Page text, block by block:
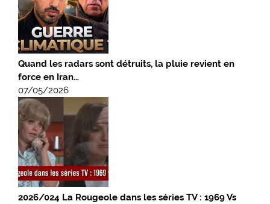
Quand les radars sont détruits, la pluie revient en
force en Iran…
07/05/2026
2026/024 La Rougeole dans les séries TV : 1969 Vs